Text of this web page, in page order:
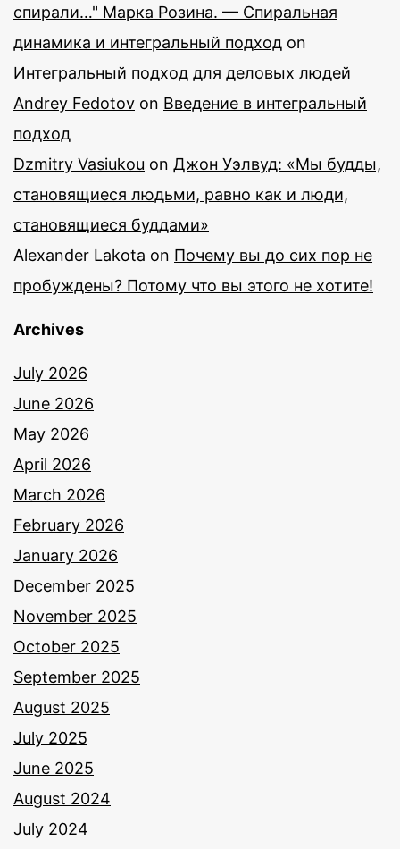
спирали…" Марка Розина. — Спиральная
динамика и интегральный подход on
Интегральный подход для деловых людей
Andrey Fedotov on Введение в интегральный
подход
Dzmitry Vasiukou on Джон Уэлвуд: «Мы будды,
становящиеся людьми, равно как и люди,
становящиеся буддами»
Alexander Lakota on Почему вы до сих пор не
пробуждены? Потому что вы этого не хотите!
Archives
July 2026
June 2026
May 2026
April 2026
March 2026
February 2026
January 2026
December 2025
November 2025
October 2025
September 2025
August 2025
July 2025
June 2025
August 2024
July 2024